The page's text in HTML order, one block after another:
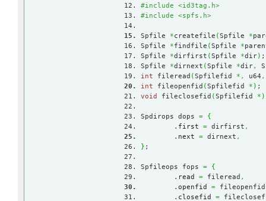
#include <id3tag.h>
#include <spfs.h>
Spfile *createfile (Spfile *
Spfile *findfile (Spfile *
Spfile *dirfirst (Spfile *dir) ;
Spfile *dirnext (Spfile *dir,
int fileread (Spfilefid *, u64 ,
int fileopenfid (Spfilefid * ) ;
void
fileclosefid (Spfilefid * )
Spdirops dops =
{
	.
first = dirfirst ,
	.
next = dirnext ,
} ;
Spfileops fops =
{
	.
read = fileread ,
	.
openfid = fileopenfid
	.
closefid =